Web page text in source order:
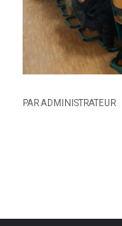
PAR ADMINISTRATEUR